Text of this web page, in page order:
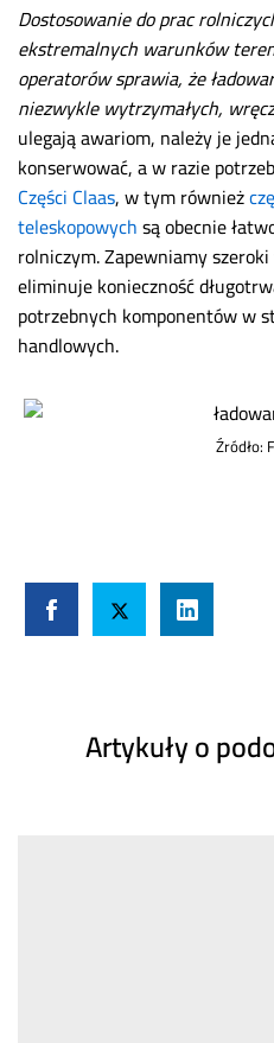
Dostosowanie do prac
ekstremalnych warunków
operatorów sprawia, że
niezwykle wytrzymałych,
ulegają awariom, należy je
konserwować, a w razie
Części Claas, w tym również
teleskopowychsą obecnie
rolniczym. Zapewniamy
eliminuje konieczność
potrzebnych komponentów w
handlowych.
Źródło:
Artykuły o